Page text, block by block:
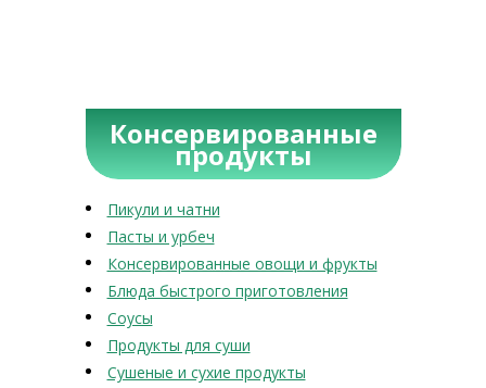
Консервированные
продукты
Пикули и чатни
Пасты и урбеч
Консервированные овощи и фрукты
Блюда быстрого приготовления
Соусы
Продукты для суши
Сушеные и сухие продукты